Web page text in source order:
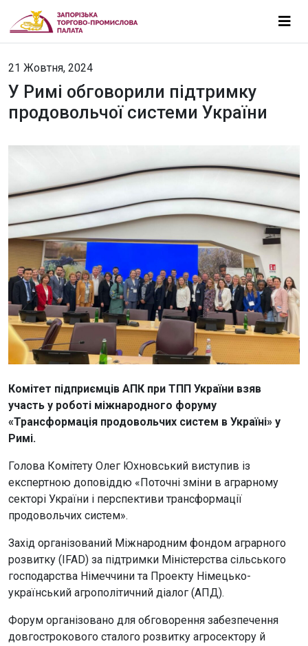
21 Жовтня, 2024
У Римі обговорили підтримку
продовольчої системи України
Комітет підприємців АПК при ТПП України взяв
участь у роботі міжнародного форуму
«Трансформація продовольчих систем в Україні» у
Римі.
Голова Комітету Олег Юхновський виступив із
експертною доповіддю «Поточні зміни в аграрному
секторі України і перспективи трансформації
продовольчих систем».
Захід організований Міжнародним фондом аграрного
розвитку (ІFAD) за підтримки Міністерства сільського
господарства Німеччини та Проекту Німецько-
український агрополітичний діалог (АПД).
Форум організовано для обговорення забезпечення
довгострокового сталого розвитку агросектору й